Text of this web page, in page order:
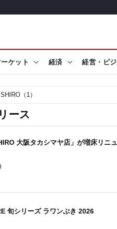
ーケット 経済 経営・ビ
SHIRO（1）
ース
大阪タカシマヤ店」が増床リニ
旬シリーズ ラワンぶき 2026